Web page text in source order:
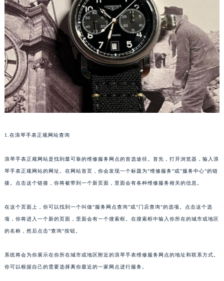
1.在浪琴手表正规网站查询
浪琴手表正规网站是找到最可靠的维修服务网点的首选途径。首先，打开浏览器，输入浪
琴手表正规网站的网址。在网站首页，你会发现一个标题为"维修服务"或"服务中心"的链
接。点击这个链接，你将被带到一个新页面，里面会有各种维修服务相关的信息。
在这个页面上，你可以找到一个叫做"服务网点查询"或"门店查询"的选项。点击这个选
项，你将进入一个新的页面，里面会有一个搜索框。在搜索框中输入你所在的城市或地区
的名称，然后点击"查询"按钮。
系统将会为你展示在你所在城市或地区附近的浪琴手表维修服务网点的地址和联系方式。
你可以根据自己的需要选择离你最近的一家网点进行服务。